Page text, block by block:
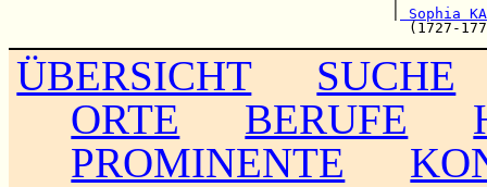
Sophia
ÜBERSICHT
SUCHE
ORTE
BERUFE
PROMINENTE